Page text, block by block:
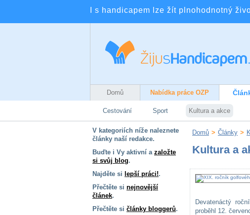
I s handicapem lze žít plnohodnotný
Domů Nabídka práce OZP
Cestování Sport Kultura a akce
V kategoriích níže naleznete
články naší redakce.
Buďte i Vy aktivní a založte
si svůj blog.
Najděte si lepší práci!.
Přečtěte si nejnovější
článek.
Přečtěte si články bloggerů.
Domů > Články >
Kultura a
Devatenáctý
proběhl 12.